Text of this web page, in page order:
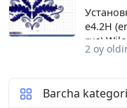
e4.2H
rus)
v8.4.1
2 oy
Barcha